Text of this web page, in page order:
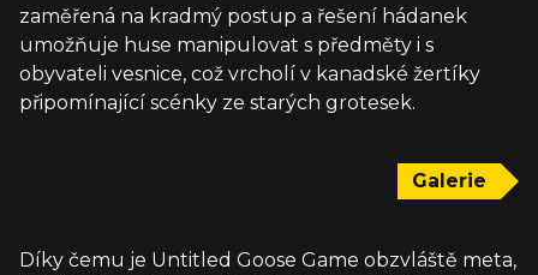
zaměřená na kradmý postup a řešení hádanek
umožňuje huse manipulovat s předměty i s
obyvateli vesnice, což vrcholí v kanadské žertíky
připomínající scénky ze starých grotesek.
Galerie
Díky čemu je Untitled Goose Game obzvláště meta,